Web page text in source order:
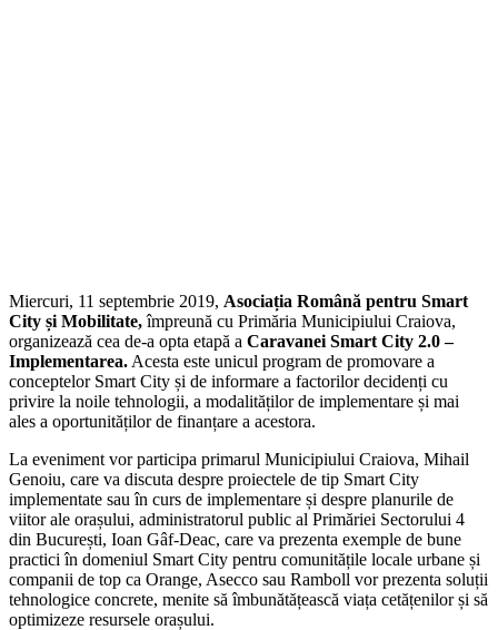
Miercuri, 11 septembrie 2019, Asociația Română pentru Smart
City și Mobilitate,împreună cu Primăria Municipiului Craiova,
organizează cea de-a opta etapă a Caravanei Smart City 2.0 –
Implementarea. Acesta este unicul program de promovare a
conceptelor Smart City și de informare a factorilor decidenți cu
privire la noile tehnologii, a modalităților de implementare și mai
ales a oportunităților de finanțare a acestora.
La eveniment vor participa primarul Municipiului Craiova, Mihail
Genoiu, care va discuta despre proiectele de tip Smart City
implementate sau în curs de implementare și despre planurile de
viitor ale orașului, administratorul public al Primăriei Sectorului 4
din București, Ioan Gâf-Deac, care va prezenta exemple de bune
practici în domeniul Smart City pentru comunitățile locale urbane și
companii de top ca Orange, Asecco sau Ramboll vor prezenta soluții
tehnologice concrete, menite să îmbunătățească viața cetățenilor și să
optimizeze resursele orașului.